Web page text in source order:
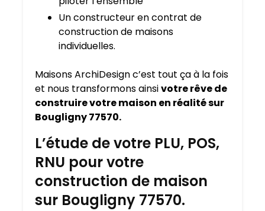
Un constructeur en contrat de
construction de maisons
individuelles.
Maisons ArchiDesign c’est tout ça à la fois
et nous transformons ainsivotre rêve de
construire votre maison en réalité sur
Bougligny 77570.
L’étude de votre PLU, POS,
RNU pour votre
construction de maison
sur Bougligny 77570.